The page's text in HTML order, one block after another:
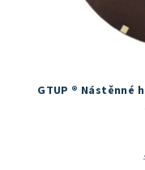
GTUP ® Nástěnné